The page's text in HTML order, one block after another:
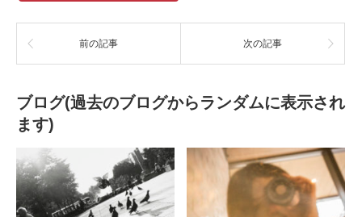
前の記事 次の記事
ブログ(過去のブログからランダムに表示され
ます)